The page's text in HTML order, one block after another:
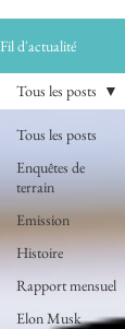
Fil d'actualité
Tous les posts
Enquêtes de
terrain
Emission
Histoire
Rapport mensuel
Elon Musk
Tous les posts